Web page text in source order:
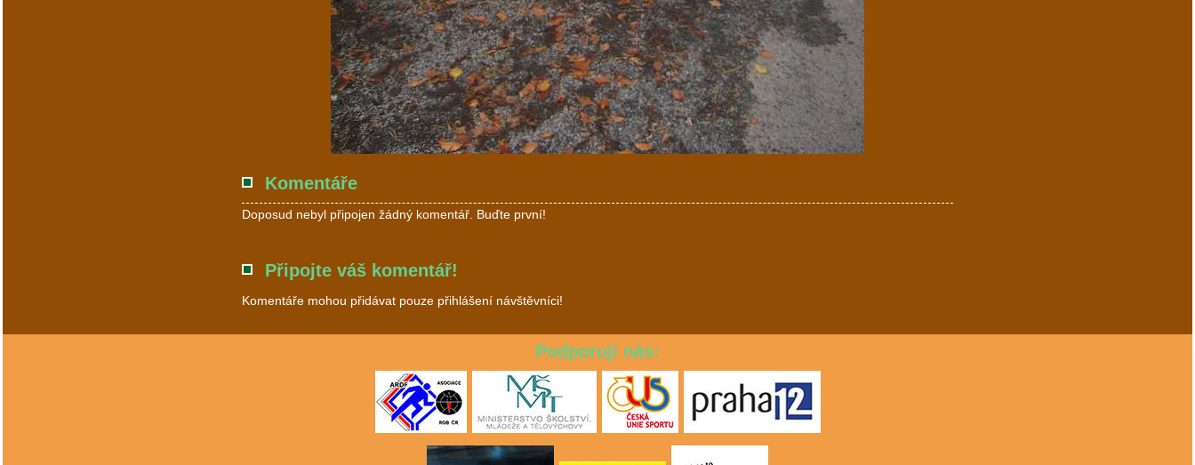
Komentáře
Doposud nebyl připojen žádný komentář. Buďte první!
Připojte váš komentář!
Komentáře mohou přidávat pouze přihlášení návštěvníci!
Podporují nás: